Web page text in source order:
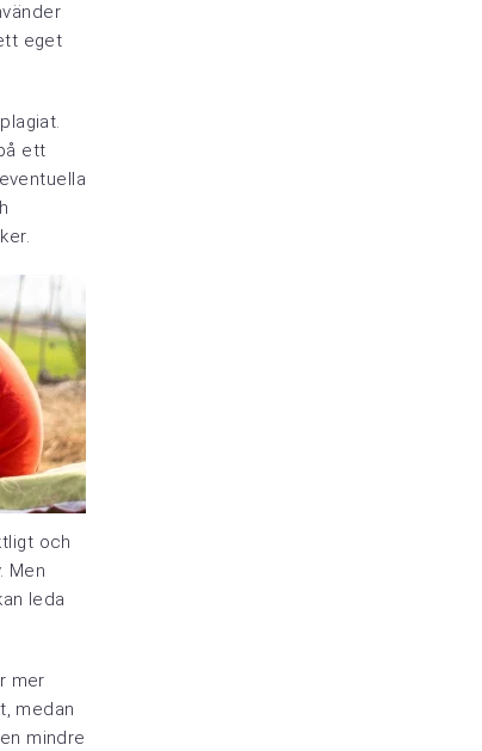
eget
ett
och
Men
leda
mer
medan
mindre